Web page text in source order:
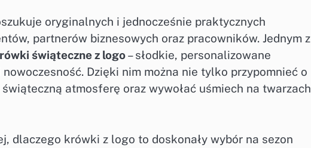
oryginalnych i jednocześnie praktycznych
partnerów biznesowych oraz pracowników. Jednym z
świąteczne z logo– słodkie, personalizowane
Dzięki nim można nie tylko przypomnieć o
atmosferę oraz wywołać uśmiech na twarzach
dlaczego krówki z logo to doskonały wybór na sezon